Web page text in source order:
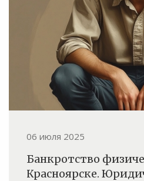
06 июля 2025
Банкротство
Красноярске.